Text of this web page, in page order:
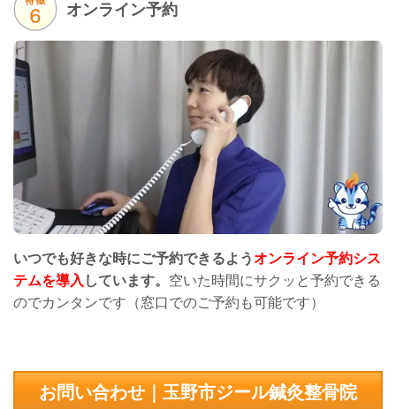
オンライン予約
いつでも好きな時にご予約できるようオンライン予約シス
テムを導入 しています。 空いた時間にサクッと予約できる
のでカンタンです（窓口でのご予約も可能です）
お問い合わせ｜玉野市ジール鍼灸整骨院